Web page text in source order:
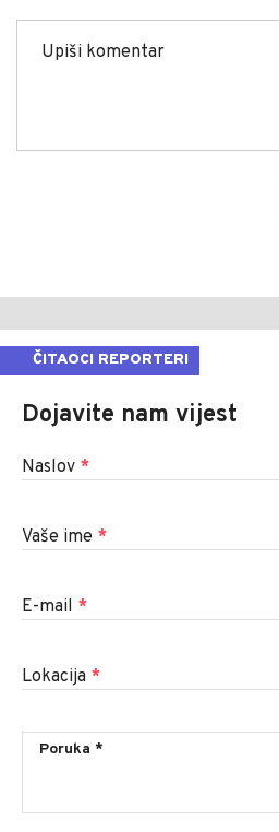
ČITAOCI REPORTERI
Dojavite nam vijest
Naslov *
Vaše ime *
E-mail *
Lokacija *